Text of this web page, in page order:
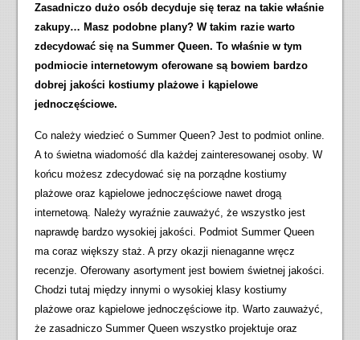
Zasadniczo dużo osób decyduje się teraz na takie właśnie
zakupy… Masz podobne plany? W takim razie warto
zdecydować się na Summer Queen. To właśnie w tym
podmiocie internetowym oferowane są bowiem bardzo
dobrej jakości kostiumy plażowe i kąpielowe
jednoczęściowe.
Co należy wiedzieć o Summer Queen? Jest to podmiot online.
A to świetna wiadomość dla każdej zainteresowanej osoby. W
końcu możesz zdecydować się na porządne kostiumy
plażowe oraz kąpielowe jednoczęściowe nawet drogą
internetową. Należy wyraźnie zauważyć, że wszystko jest
naprawdę bardzo wysokiej jakości. Podmiot Summer Queen
ma coraz większy staż. A przy okazji nienaganne wręcz
recenzje. Oferowany asortyment jest bowiem świetnej jakości.
Chodzi tutaj między innymi o wysokiej klasy kostiumy
plażowe oraz kąpielowe jednoczęściowe itp. Warto zauważyć,
że zasadniczo Summer Queen wszystko projektuje oraz